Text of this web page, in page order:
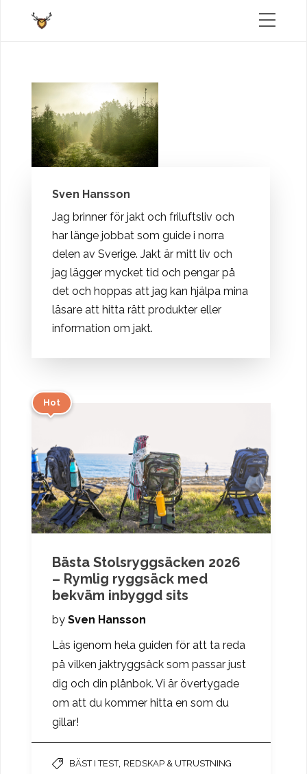
Sven Hansson
Jag brinner för jakt och friluftsliv och
har länge jobbat som guide i norra
delen av Sverige. Jakt är mitt liv och
jag lägger mycket tid och pengar på
det och hoppas att jag kan hjälpa mina
läsare att hitta rätt produkter eller
information om jakt.
Hot
Bästa Stolsryggsäcken 2026
– Rymlig ryggsäck med
bekväm inbyggd sits
by Sven Hansson
Läs igenom hela guiden för att ta reda
på vilken jaktryggsäck som passar just
dig och din plånbok. Vi är övertygade
om att du kommer hitta en som du
gillar!
BÄST I TEST, REDSKAP & UTRUSTNING